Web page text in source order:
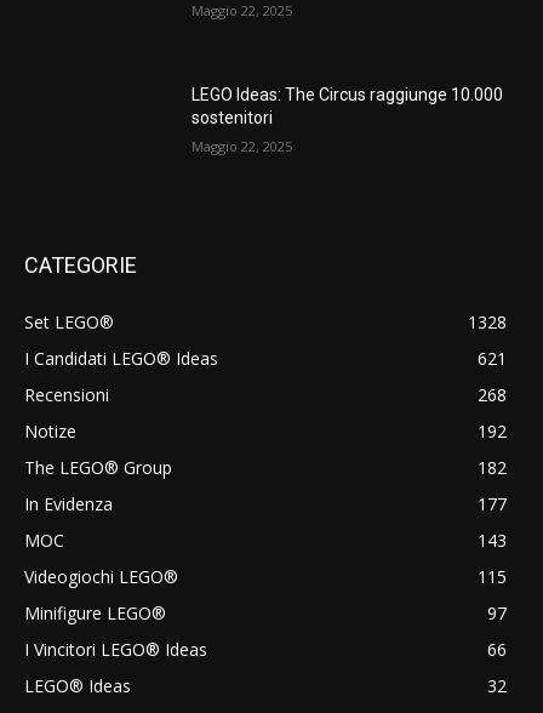
Maggio 22, 2025
LEGO Ideas: The Circus raggiunge 10.000
sostenitori
Maggio 22, 2025
CATEGORIE
Set LEGO®
1328
I Candidati LEGO® Ideas
621
Recensioni
268
Notize
192
The LEGO® Group
182
In Evidenza
177
MOC
143
Videogiochi LEGO®
115
Minifigure LEGO®
97
I Vincitori LEGO® Ideas
66
LEGO® Ideas
32